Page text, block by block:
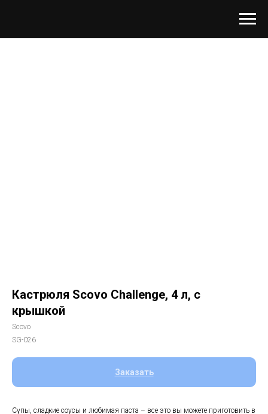
Кастрюля Scovo Challenge, 4 л, с
крышкой
Scovo
SG-026
Заказать
Супы, сладкие соусы и любимая паста – все это вы можете приготовить в